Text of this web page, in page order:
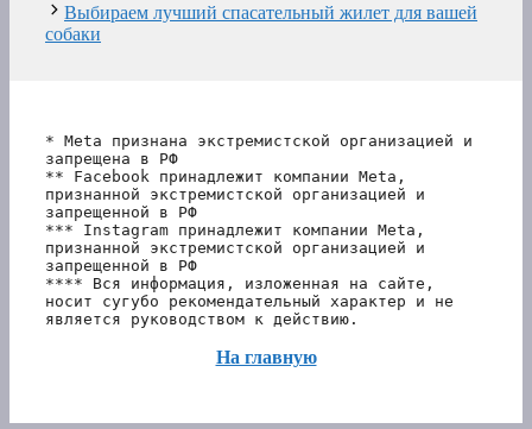
Выбираем лучший спасательный жилет для вашей
собаки
* Meta признана экстремистской организацией и
запрещена в РФ
** Facebook принадлежит компании Meta,
признанной экстремистской организацией и
запрещенной в РФ
*** Instagram принадлежит компании Meta,
признанной экстремистской организацией и
запрещенной в РФ
**** Вся информация, изложенная на сайте,
носит сугубо рекомендательный характер и не
является руководством к действию.
На главную